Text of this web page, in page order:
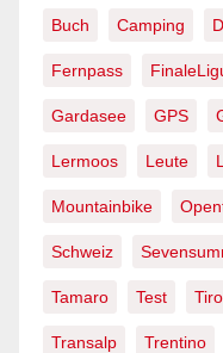
Buch Camping
Fernpass
Gardasee GPS
Lermoos Leute
Mountainbike
Schweiz
Tamaro Test
Transalp Trentino